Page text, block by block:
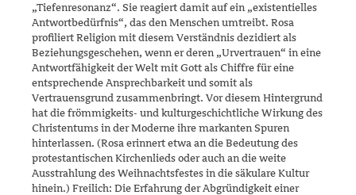
„Tiefenresonanz“. Sie reagiert damit auf ein „existentielles
Antwort­bedürfnis“, das den Menschen umtreibt. Rosa
profiliert Religion mit diesem Verständnis dezidiert als
Beziehungsgeschehen, wenn er deren „Urvertrauen“ in eine
Antwortfähigkeit der Welt mit Gott als Chiffre für eine
entspre­chende Ansprechbarkeit und somit als
Vertrauensgrund zusammen­bringt. Vor diesem Hintergrund
hat die frömmigkeits- und kultur­geschichtliche Wirkung des
Christentums in der Moderne ihre mar­kanten Spuren
hinterlassen. (Rosa erinnert etwa an die Bedeutung des
protestantischen Kirchenlieds oder auch an die weite
Ausstrahlung des Weihnachtsfestes in die säkulare Kultur
hinein.) Freilich: Die Erfah­rung der Abgründigkeit einer